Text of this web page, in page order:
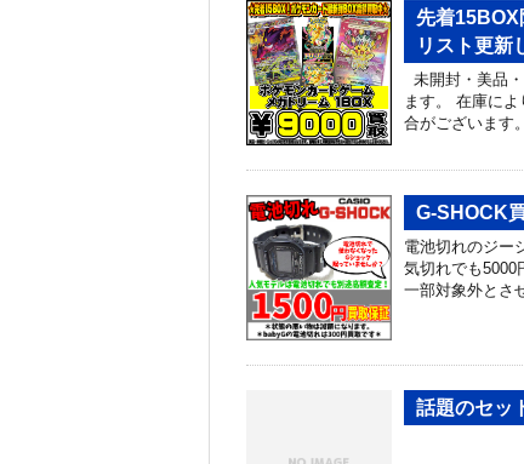
先着15BOX
リスト更新
未開封・美品
ます。 在庫に
合がございます
G-SHOCK
電池切れのジー
気切れでも5000
一部対象外とさ
話題のセッ